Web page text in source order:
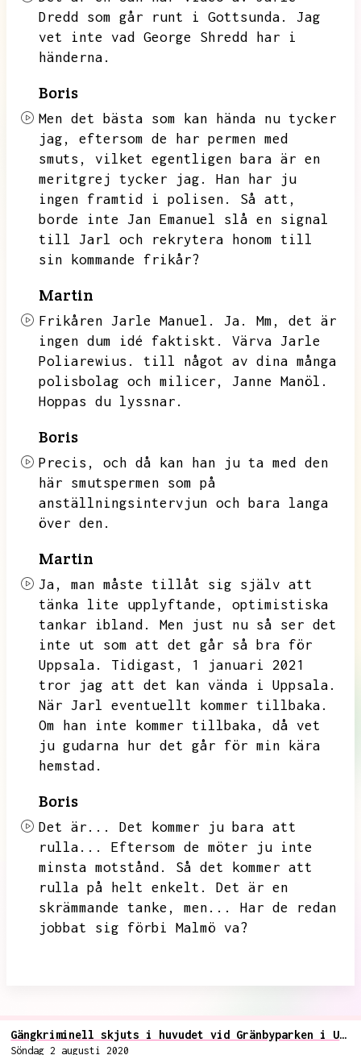
Dredd som går runt i Gottsunda.
Jag
vet inte vad George Shredd har i
händerna.
Boris
Men det bästa som kan hända nu tycker
jag,
eftersom de har permen med
smuts,
vilket egentligen bara är en
meritgrej tycker jag.
Han har ju
ingen framtid i polisen.
Så att,
borde inte Jan Emanuel slå en signal
till Jarl och rekrytera honom till
sin kommande frikår?
Martin
Frikåren Jarle Manuel. Ja. Mm,
det är
ingen dum idé faktiskt.
Värva Jarle
Poliarewius.
till något av dina många
polisbolag och milicer,
Janne Manöl.
Hoppas du lyssnar.
Boris
Precis,
och då kan han ju ta med den
här smutspermen som på
anställningsintervjun och bara langa
över den.
Martin
Ja,
man måste tillåt sig själv att
tänka lite upplyftande,
optimistiska
tankar ibland.
Men just nu så ser det
inte ut som att det går så bra för
Uppsala.
Tidigast,
1 januari 2021
tror jag att det kan vända i Uppsala.
När Jarl eventuellt kommer tillbaka.
Om han inte kommer tillbaka,
då vet
ju gudarna hur det går för min kära
hemstad.
Boris
Det är...
Det kommer ju bara att
rulla...
Eftersom de möter ju inte
minsta motstånd.
Så det kommer att
rulla på helt enkelt.
Det är en
skrämmande tanke,
men...
Har de redan
jobbat sig förbi Malmö va?
Gängkriminell skjuts i huvudet vid Gränbyparken i Uppsala, vittnen säger det varit automateld
Söndag 2 augusti 2020